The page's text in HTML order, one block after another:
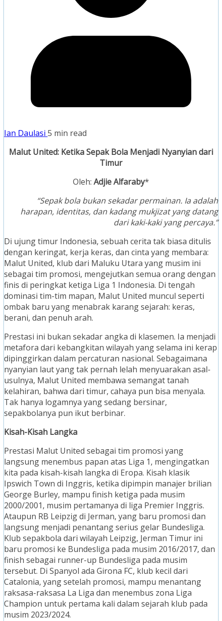
Ian Daulasi 5 min read
Malut United: Ketika Sepak Bola Menjadi Nyanyian dari
Timur
Oleh: Adjie Alfaraby*
“Sepak bola bukan sekadar permainan. Ia adalah
harapan, identitas, dan kadang mukjizat yang datang
dari kaki-kaki yang percaya.”
Di ujung timur Indonesia, sebuah cerita tak biasa ditulis
dengan keringat, kerja keras, dan cinta yang membara:
Malut United, klub dari Maluku Utara yang musim ini
sebagai tim promosi, mengejutkan semua orang dengan
finis di peringkat ketiga Liga 1 Indonesia. Di tengah
dominasi tim-tim mapan, Malut United muncul seperti
ombak baru yang menabrak karang sejarah: keras,
berani, dan penuh arah.
Prestasi ini bukan sekadar angka di klasemen. Ia menjadi
metafora dari kebangkitan wilayah yang selama ini kerap
dipinggirkan dalam percaturan nasional. Sebagaimana
nyanyian laut yang tak pernah lelah menyuarakan asal-
usulnya, Malut United membawa semangat tanah
kelahiran, bahwa dari timur, cahaya pun bisa menyala.
Tak hanya logamnya yang sedang bersinar,
sepakbolanya pun ikut berbinar.
Kisah-Kisah Langka
Prestasi Malut United sebagai tim promosi yang
langsung menembus papan atas Liga 1, mengingatkan
kita pada kisah-kisah langka di Eropa. Kisah klasik
Ipswich Town di Inggris, ketika dipimpin manajer brilian
George Burley, mampu finish ketiga pada musim
2000/2001, musim pertamanya di liga Premier Inggris.
Ataupun RB Leipzig di Jerman, yang baru promosi dan
langsung menjadi penantang serius gelar Bundesliga.
Klub sepakbola dari wilayah Leipzig, Jerman Timur ini
baru promosi ke Bundesliga pada musim 2016/2017, dan
finish sebagai runner-up Bundesliga pada musim
tersebut. Di Spanyol ada Girona FC, klub kecil dari
Catalonia, yang setelah promosi, mampu menantang
raksasa-raksasa La Liga dan menembus zona Liga
Champion untuk pertama kali dalam sejarah klub pada
musim 2023/2024.